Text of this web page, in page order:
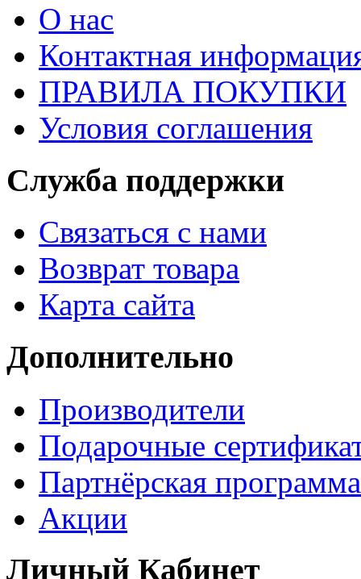
О нас
Контактная
ПРАВИЛА ПОКУПКИ
Условия соглашения
Служба поддержки
Связаться с нами
Возврат товара
Карта сайта
Дополнительно
Производители
Подарочные
Партнёрская программа
Акции
Личный Кабинет